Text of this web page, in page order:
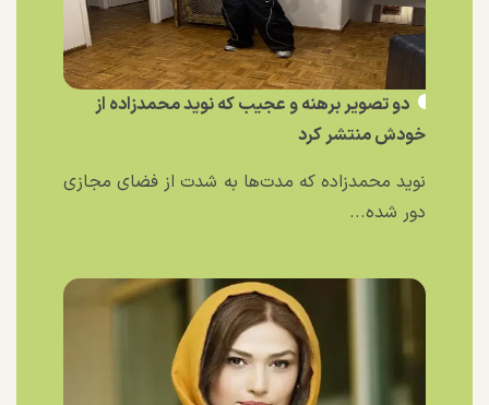
دو تصویر برهنه و عجیب که نوید محمدزاده از
خودش منتشر کرد
نوید محمدزاده که مدت‌ها به شدت از فضای مجازی
دور شده...